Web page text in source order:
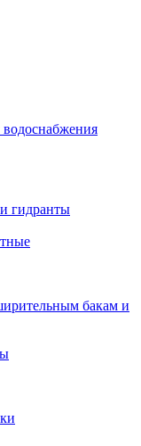
водоснабжения
гидранты
бакам и